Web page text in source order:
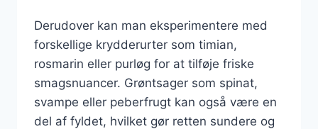
Derudover kan man eksperimentere med
forskellige krydderurter som timian,
rosmarin eller purløg for at tilføje friske
smagsnuancer. Grøntsager som spinat,
svampe eller peberfrugt kan også være en
del af fyldet, hvilket gør retten sundere og